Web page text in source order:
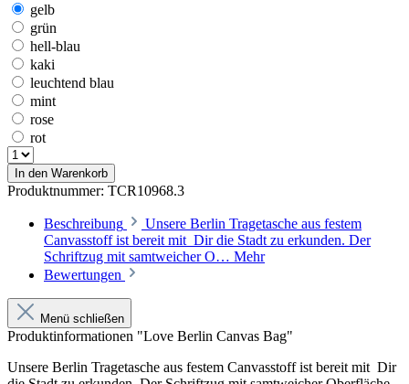
gelb
grün
hell-blau
kaki
leuchtend blau
mint
rose
rot
In den Warenkorb
Produktnummer: TCR10968.3
Beschreibung
Unsere Berlin Tragetasche aus festem
Canvasstoff ist bereit mit Dir die Stadt zu erkunden. Der
Schriftzug mit samtweicher O… Mehr
Bewertungen
Menü schließen
Produktinformationen "Love Berlin Canvas Bag"
Unsere Berlin Tragetasche aus festem Canvasstoff ist bereit mit Dir